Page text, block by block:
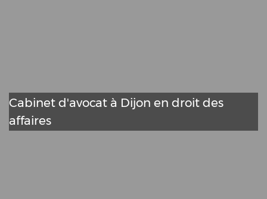
Cabinet d'avocat à Dijon en droit des
affaires